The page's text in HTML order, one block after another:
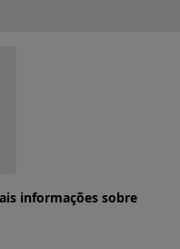
informações sobre